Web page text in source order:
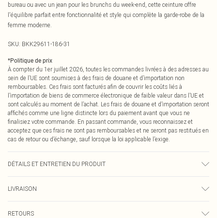
bureau ou avec un jean pour les brunchs du week-end, cette ceinture offre
l'équilibre parfait entre fonctionnalité et style qui complète la garde-robe de la
femme moderne.
SKU: BKK29611-186-31
*Politique de prix
À compter du 1er juillet 2026, toutes les commandes livrées à des adresses au
sein de l’UE sont soumises à des frais de douane et d’importation non
remboursables. Ces frais sont facturés afin de couvrir les coûts liés à
l’importation de biens de commerce électronique de faible valeur dans l’UE et
sont calculés au moment de l’achat. Les frais de douane et d’importation seront
affichés comme une ligne distincte lors du paiement avant que vous ne
finalisiez votre commande. En passant commande, vous reconnaissez et
acceptez que ces frais ne sont pas remboursables et ne seront pas restitués en
cas de retour ou d’échange, sauf lorsque la loi applicable l’exige.
DÉTAILS ET ENTRETIEN DU PRODUIT
LIVRAISON
RETOURS